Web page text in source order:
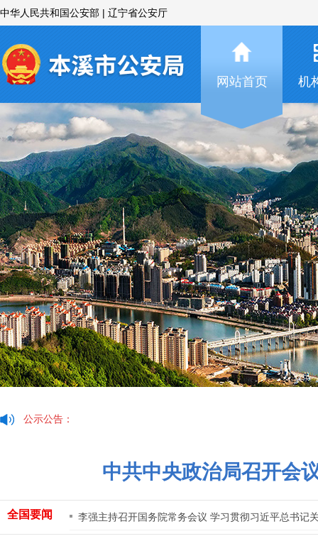
中华人民共和国公安部 | 辽宁省公安厅
网站首页 机
公示公告 ：
07-03
关于新平街、彩胜街增设禁停标志的公示
06-15 本溪市公安局2026年公开招聘警务辅助人员公告
07-24 关于调整小华山早市路段禁停时间的公示
07-10 关于本溪市部分道路启用交通技术监控设备的公
07-09 本溪市公安局2026年面向社会公开招聘警务辅助
07-06 本溪市公安局关于警务辅助人员招聘笔试加分考
07-03 关于新平街、彩胜街增设禁停标志的公示
06-23 本溪市公安局关于严厉打击假借招聘辅警名义实
06-15 本溪市公安局2026年公开招聘警务辅助人员公告
中共中央政治局召开会
全国要闻 李强主持召开国务院常务会议 学习贯彻习近平总书记